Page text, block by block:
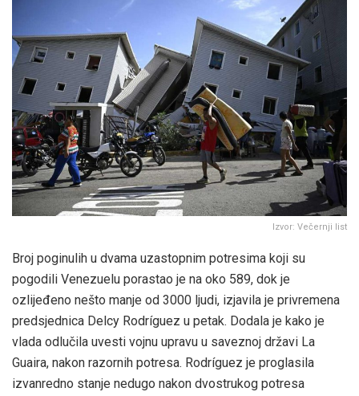
Izvor: Večernji list
Broj poginulih u dvama uzastopnim potresima koji su
pogodili Venezuelu porastao je na oko 589, dok je
ozlijeđeno nešto manje od 3000 ljudi, izjavila je privremena
predsjednica Delcy Rodríguez u petak. Dodala je kako je
vlada odlučila uvesti vojnu upravu u saveznoj državi La
Guaira, nakon razornih potresa. Rodríguez je proglasila
izvanredno stanje nedugo nakon dvostrukog potresa